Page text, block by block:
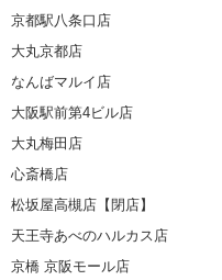
京都駅八条口店
大丸京都店
なんばマルイ店
大阪駅前第4ビル店
大丸梅田店
心斎橋店
松坂屋高槻店【閉店】
天王寺あべのハルカス店
京橋 京阪モール店